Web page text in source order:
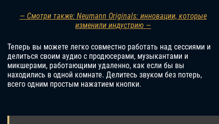
— Смотри также: Neumann Originals: инновации, которые
изменили индустрию —
Теперь вы можете легко совместно работать над сессиями и
делиться своим аудио с продюсерами, музыкантами и
микшерами, работающими удаленно, как если бы вы
находились в одной комнате. Делитесь звуком без потерь,
всего одним простым нажатием кнопки.